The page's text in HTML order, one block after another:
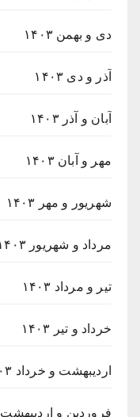
دی و بهمن ۱۴۰۳
آذر و دی ۱۴۰۳
آبان و آذر ۱۴۰۳
مهر و آبان ۱۴۰۳
شهریور و مهر ۱۴۰۳
مرداد و شهریور ۱۴۰۳
تیر و مرداد ۱۴۰۳
خرداد و تیر ۱۴۰۳
اردیبهشت و خرداد ۱۴۰۳
فروردین و اردیبهشت ۱۴۰۳